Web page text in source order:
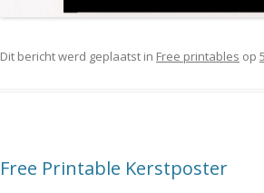
Dit bericht werd geplaatst in Free printables op
Free Printable Kerstposter